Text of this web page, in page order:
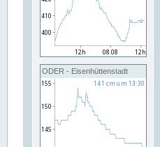
ODER - Eisenhüttenstadt